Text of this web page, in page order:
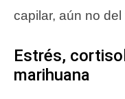
capilar, aún no
Estrés,
marihuana